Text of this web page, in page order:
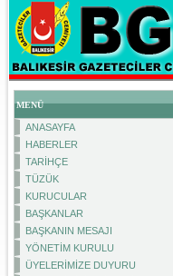
MENÜ
ANASAYFA
HABERLER
TARİHÇE
TÜZÜK
KURUCULAR
BAŞKANLAR
BAŞKANIN MESAJI
YÖNETİM KURULU
ÜYELERİMİZE DUYURU